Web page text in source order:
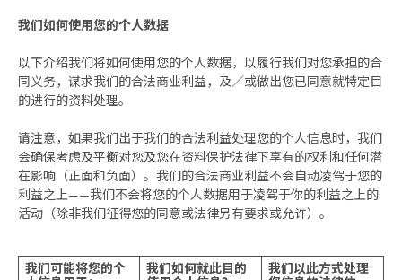
我们如何使用您的个人数据
以下介绍我们将如何使用您的个人数据，以履行我们对您承担的合
同义务，谋求我们的合法商业利益，及／或做出您已同意就特定目
的进行的资料处理。
请注意，如果我们出于我们的合法利益处理您的个人信息时，我们
会确保考虑及平衡对您及您在资料保护法律下享有的权利和任何潜
在影响（正面和负面）。我们的合法商业利益不会自动凌驾于您的
利益之上——我们不会将您的个人数据用于凌驾于你的利益之上的
活动（除非我们征得您的同意或法律另有要求或允许）。
我们可能将您的个 我们如何就此目的 我们以此方式处理